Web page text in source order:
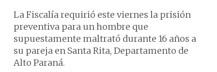
La Fiscalía requirió este viernes la prisión
preventiva para un hombre que
supuestamente maltrató durante 16 años a
su pareja en Santa Rita, Departamento de
Alto Paraná.